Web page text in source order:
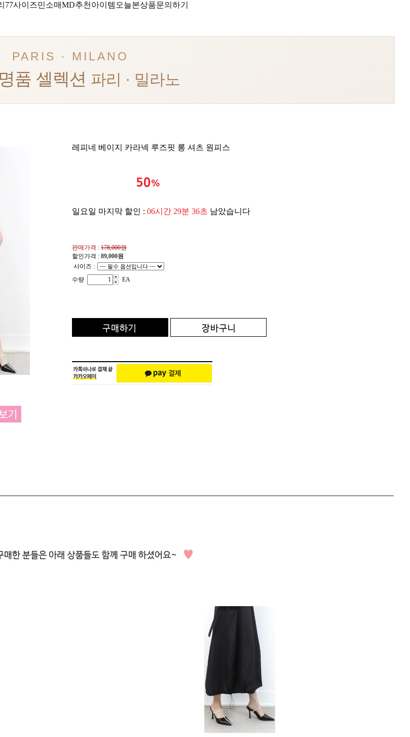
77사이즈민소매MD추천아이템 오늘본상품문의하기
PARIS · MILANO
품 셀렉션 파리 · 밀라노
레피네 베이지 카라넥 루즈핏 롱 셔츠 원피스
일요일 마지막 할인 : 06시간 29분 35초 남았습니다
판매가격 : 178,000원
할인가격 : 89,000원
사이즈 :
수량
EA